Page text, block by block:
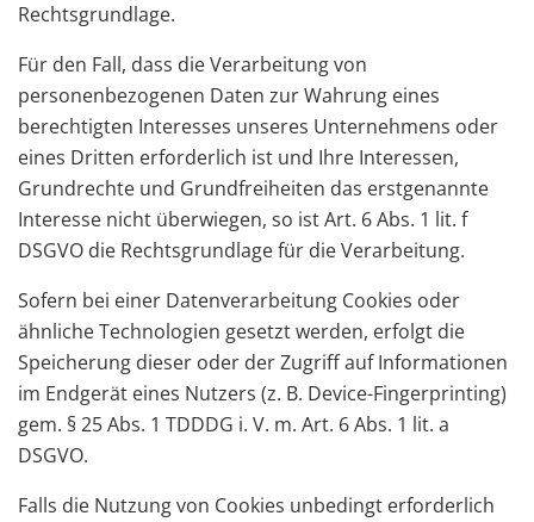
Rechtsgrundlage.
Für den Fall, dass die Verarbeitung von
personenbezogenen Daten zur Wahrung eines
berechtigten Interesses unseres Unternehmens oder
eines Dritten erforderlich ist und Ihre Interessen,
Grundrechte und Grundfreiheiten das erstgenannte
Interesse nicht überwiegen, so ist Art. 6 Abs. 1 lit. f
DSGVO die Rechtsgrundlage für die Verarbeitung.
Sofern bei einer Datenverarbeitung Cookies oder
ähnliche Technologien gesetzt werden, erfolgt die
Speicherung dieser oder der Zugriff auf Informationen
im Endgerät eines Nutzers (z. B. Device-Fingerprinting)
gem. § 25 Abs. 1 TDDDG i. V. m. Art. 6 Abs. 1 lit. a
DSGVO.
Falls die Nutzung von Cookies unbedingt erforderlich